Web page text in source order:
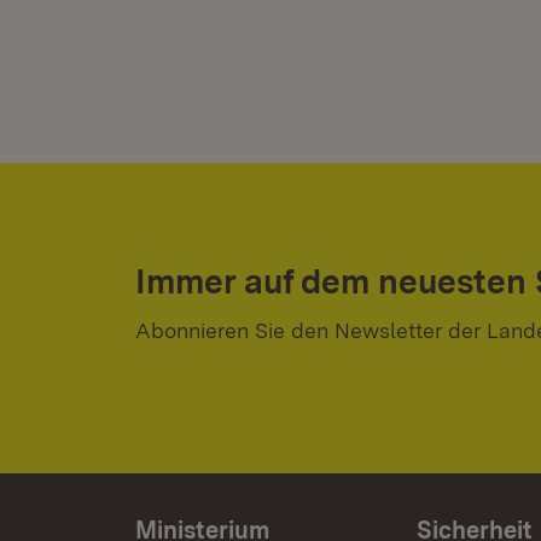
Immer auf dem neuesten
Abonnieren Sie den Newsletter der
Ministerium Sicherheit